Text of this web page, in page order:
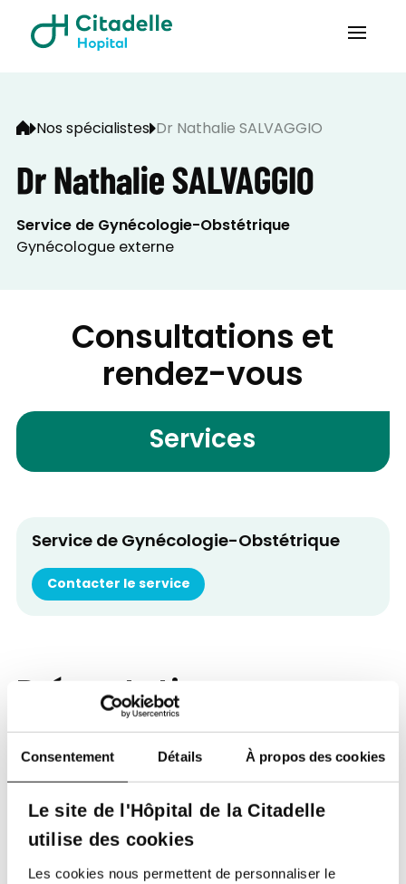
Consentement Détails À propos des cookies
Le site de l'Hôpital de la Citadelle
utilise des cookies
Les cookies nous permettent de personnaliser le
Nos spécialistes Dr Nathalie SALVAGGIO
Dr Nathalie SALVAGGIO
Service de Gynécologie-Obstétrique
Gynécologue externe
Consultations et
rendez-vous
Services
Service de Gynécologie-Obstétrique
Contacter le service
Présentation
Gynécologue externe uniquement pour les
accouchements.
Retour à tous nos spécialistes